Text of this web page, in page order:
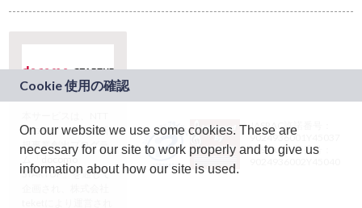
ドコモグループの新
規事業創出プログラ
ム「docomo
STARTUP」を通じて
JASRAC許諾番号：
9024936001Y45037
JASRAC許諾番号：
On our website we use some cookies. These are
necessary for our site to work properly and to give us
information about how our site is used.